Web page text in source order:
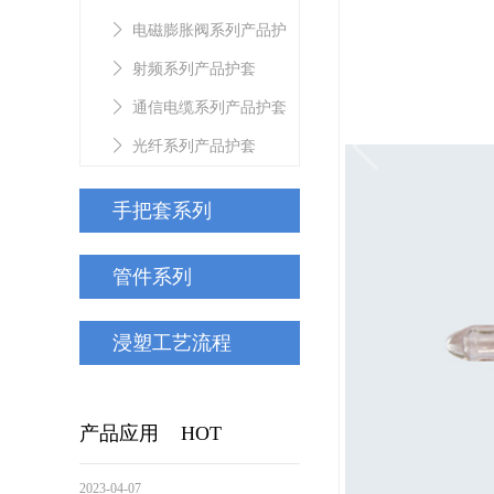
护套电磁膨胀阀系列产品护
套 射频系列产品护套
通信电缆系列产品护套
光纤系列产品护套
手把套系列
管件系列
浸塑工艺流程
产品应用 HOT
2023-04-07